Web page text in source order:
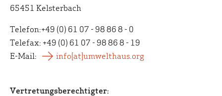
65451 Kelsterbach
Telefon:+49 (0) 61 07 - 98 86 8 - 0
Telefax: +49 (0) 61 07 - 98 86 8 - 19
E-Mail:
info[at]umwelthaus.org
Vertretungsberechtigter: